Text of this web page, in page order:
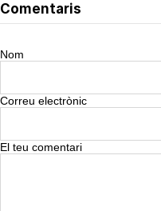
Comentaris
Nom
Correu electrònic
El teu comentari